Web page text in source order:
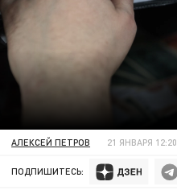
АЛЕКСЕЙ ПЕТРОВ 21 ЯНВАРЯ 12:20
ПОДПИШИТЕСЬ: